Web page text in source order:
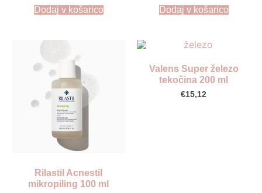
Dodaj v košarico Dodaj v košarico
Rilastil Acnestil
mikropiling 100 ml
Valens Super železo
tekočina 200 ml
€15,12